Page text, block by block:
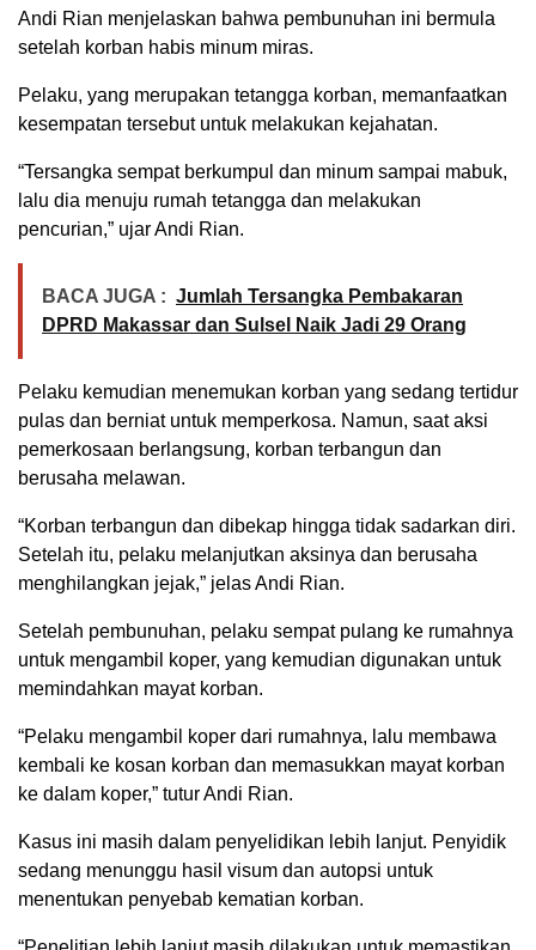
Andi Rian menjelaskan bahwa pembunuhan ini bermula
setelah korban habis minum miras.
Pelaku, yang merupakan tetangga korban, memanfaatkan
kesempatan tersebut untuk melakukan kejahatan.
“Tersangka sempat berkumpul dan minum sampai mabuk,
lalu dia menuju rumah tetangga dan melakukan
pencurian,” ujar Andi Rian.
BACA JUGA : Jumlah Tersangka Pembakaran
DPRD Makassar dan Sulsel Naik Jadi 29 Orang
Pelaku kemudian menemukan korban yang sedang tertidur
pulas dan berniat untuk memperkosa. Namun, saat aksi
pemerkosaan berlangsung, korban terbangun dan
berusaha melawan.
“Korban terbangun dan dibekap hingga tidak sadarkan diri.
Setelah itu, pelaku melanjutkan aksinya dan berusaha
menghilangkan jejak,” jelas Andi Rian.
Setelah pembunuhan, pelaku sempat pulang ke rumahnya
untuk mengambil koper, yang kemudian digunakan untuk
memindahkan mayat korban.
“Pelaku mengambil koper dari rumahnya, lalu membawa
kembali ke kosan korban dan memasukkan mayat korban
ke dalam koper,” tutur Andi Rian.
Kasus ini masih dalam penyelidikan lebih lanjut. Penyidik
sedang menunggu hasil visum dan autopsi untuk
menentukan penyebab kematian korban.